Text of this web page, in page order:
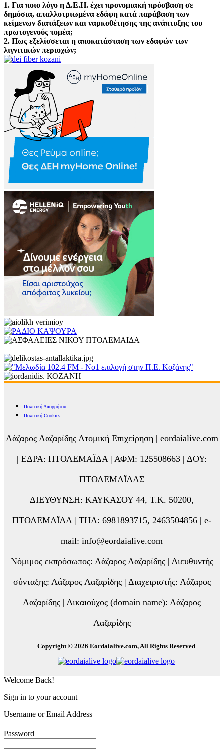
1. Για ποιο λόγο η Δ.Ε.Η. έχει προνομιακή πρόσβαση σε
δημόσια, απαλλοτριωμένα εδάφη κατά παράβαση των
κείμενων διατάξεων και ναρκοθέτησης της ανάπτυξης του
πρωτογενούς τομέα;
2. Πως εξελίσσεται η αποκατάσταση των εδαφών των
λιγνιτικών περιοχών;
Πολιτική Απορρήτου
Πολιτική Cookies
Λάζαρος Λαζαρίδης Ατομική Επιχείρηση | eordaialive.com
| ΕΔΡΑ: ΠΤΟΛΕΜΑΪΔΑ | ΑΦΜ: 125508663 | ΔΟΥ:
ΠΤΟΛΕΜΑΪΔΑΣ
ΔΙΕΥΘΥΝΣΗ: ΚΑΥΚΑΣΟΥ 44, Τ.Κ. 50200,
ΠΤΟΛΕΜΑΪΔΑ | ΤΗΛ: 6981893715, 2463504856 | e-
mail: info@eordaialive.com
Νόμιμος εκπρόσωπος: Λάζαρος Λαζαρίδης | Διευθυντής
σύνταξης: Λάζαρος Λαζαρίδης | Διαχειριστής: Λάζαρος
Λαζαρίδης | Δικαιούχος (domain name): Λάζαρος
Λαζαρίδης
Copyright © 2026 Eordaialive.com, All Rights Reserved
Welcome Back!
Sign in to your account
Username or Email Address
Password